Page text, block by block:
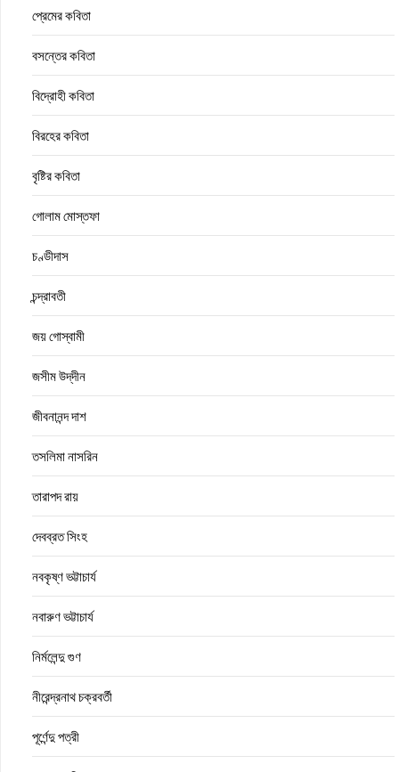
প্রেমের কবিতা
বসন্তের কবিতা
বিদ্রোহী কবিতা
বিরহের কবিতা
বৃষ্টির কবিতা
গোলাম মোস্তফা
চণ্ডীদাস
চন্দ্রাবতী
জয় গোস্বামী
জসীম উদ্‌দীন
জীবনানন্দ দাশ
তসলিমা নাসরিন
তারাপদ রায়
দেবব্রত সিংহ
নবকৃষ্ণ ভট্টাচার্য
নবারুণ ভট্টাচার্য
নির্মলেন্দু গুণ
নীরেন্দ্রনাথ চক্রবর্তী
পূর্ণেন্দু পত্রী